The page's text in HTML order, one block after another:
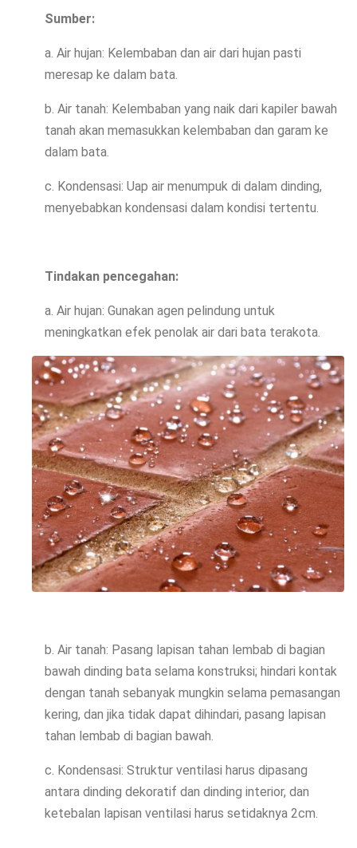
Sumber:
a. Air hujan: Kelembaban dan air dari hujan pasti
meresap ke dalam bata.
b. Air tanah: Kelembaban yang naik dari kapiler bawah
tanah akan memasukkan kelembaban dan garam ke
dalam bata.
c. Kondensasi: Uap air menumpuk di dalam dinding,
menyebabkan kondensasi dalam kondisi tertentu.
Tindakan pencegahan:
a. Air hujan: Gunakan agen pelindung untuk
meningkatkan efek penolak air dari bata terakota.
b. Air tanah: Pasang lapisan tahan lembab di bagian
bawah dinding bata selama konstruksi; hindari kontak
dengan tanah sebanyak mungkin selama pemasangan
kering, dan jika tidak dapat dihindari, pasang lapisan
tahan lembab di bagian bawah.
c. Kondensasi: Struktur ventilasi harus dipasang
antara dinding dekoratif dan dinding interior, dan
ketebalan lapisan ventilasi harus setidaknya 2cm.